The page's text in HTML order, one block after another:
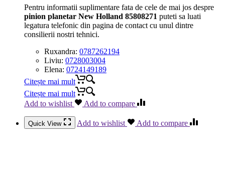
Pentru informatii suplimentare fata de cele de mai jos despre
pinion planetar New Holland 85808271 puteti sa luati
legatura telefonic din pagina de contact cu unul dintre
consilierii nostri tehnici.
Ruxandra: 0787262194
Liviu: 0728003004
Elena: 0724149189
Citește mai mult
Citește mai mult
Add to wishlist
Add to compare
Quick View Add to wishlist Add to compare